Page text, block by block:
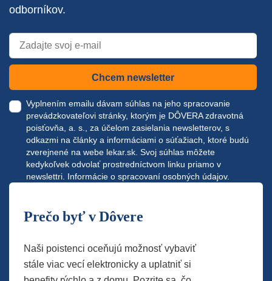
odborníkov.
Chcem newsletter
Vyplnením emailu dávam súhlas na jeho spracovanie
prevádzkovateľovi stránky, ktorým je DÔVERA zdravotná
poisťovňa, a. s., za účelom zasielania newsletterov, s
odkazmi na články a informáciami o súťažiach, ktoré budú
zverejnené na webe lekar.sk. Svoj súhlas môžete
kedykoľvek odvolať prostredníctvom linku priamo v
newslettri. Informácie o spracovaní osobných údajov.
Prečo byť v Dôvere
Naši poistenci oceňujú možnosť vybaviť
stále viac vecí elektronicky a uplatniť si